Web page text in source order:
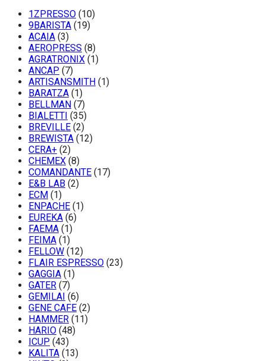
1ZPRESSO (10)
9BARISTA (19)
ACAIA (3)
AEROPRESS (8)
AGRATRONIX (1)
ANCAP (7)
ARTISANSMITH (1)
BARATZA (1)
BELLMAN (7)
BIALETTI (35)
BREVILLE (2)
BREWISTA (12)
CERA+ (2)
CHEMEX (8)
COMANDANTE (17)
E&B LAB (2)
ECM (1)
ENPACHE (1)
EUREKA (6)
FAEMA (1)
FEIMA (1)
FELLOW (12)
FLAIR ESPRESSO (23)
GAGGIA (1)
GATER (7)
GEMILAI (6)
GENE CAFE (2)
HAMMER (11)
HARIO (48)
ICUP (43)
KALITA (13)